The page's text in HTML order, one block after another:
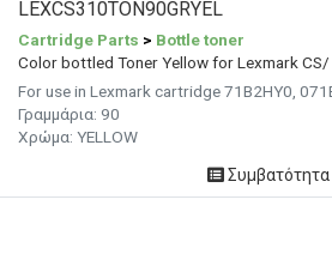
LEXCS310TON90GRYEL
Cartridge Parts > Bottle toner
Color bottled Toner Yellow for Lexmark
For use in Lexmark cartridge 71B2HY0,
Γραμμάρια: 90
Χρώμα: YELLOW
Συμβατότητα